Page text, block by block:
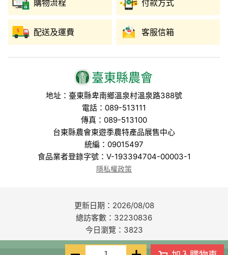
臺東縣農會
地址：臺東縣卑南鄉溫泉村溫泉路388號
電話：089-513111
傳真：089-513100
台東縣農會東遊季農特產品展售中心
統編：09015497
食品業者登錄字號：V-193394704-00003-1
隱私權政策
購物流程 付款方式
配送及運費 客服信箱
更新日期：2026/08/08
總訪客數：32230836
今日瀏覽：3823